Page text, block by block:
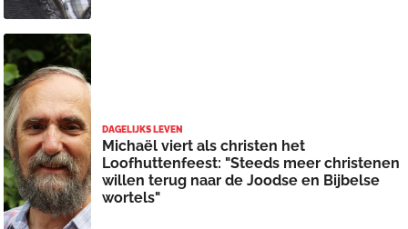
DAGELIJKS LEVEN
Michaël viert als christen het
Loofhuttenfeest: "Steeds meer christenen
willen terug naar de Joodse en Bijbelse
wortels"